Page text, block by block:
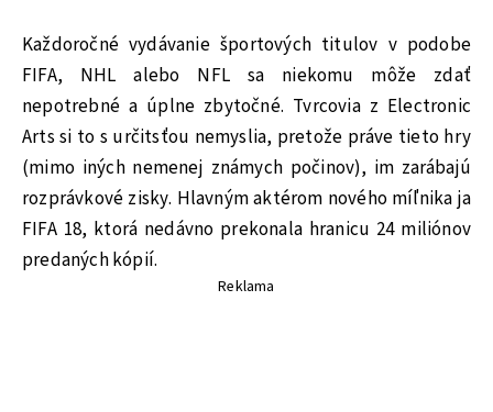
Každoročné vydávanie športových titulov v podobe
FIFA, NHL alebo NFL sa niekomu môže zdať
nepotrebné a úplne zbytočné. Tvrcovia z Electronic
Arts si to s určitsťou nemyslia, pretože práve tieto hry
(mimo iných nemenej známych počinov), im zarábajú
rozprávkové zisky. Hlavným aktérom nového míľnika ja
FIFA 18, ktorá nedávno prekonala hranicu 24 miliónov
predaných kópií.
Reklama